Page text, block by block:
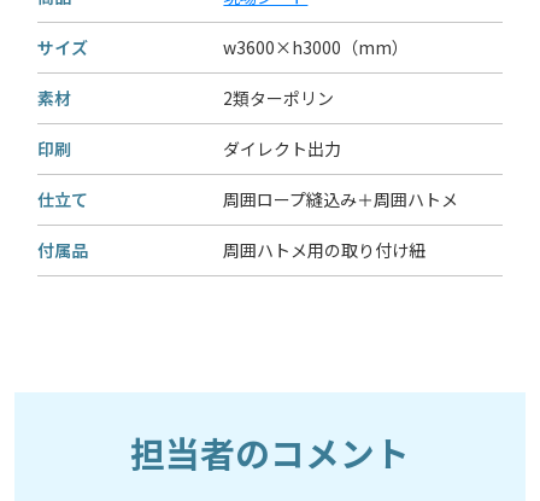
サイズ w3600×h3000（mm）
素材 2類ターポリン
印刷 ダイレクト出力
仕立て 周囲ロープ縫込み＋周囲ハトメ
付属品 周囲ハトメ用の取り付け紐
担当者のコメント